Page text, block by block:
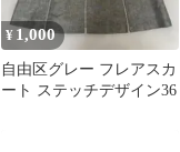
¥ 1,000
自由区グレー フレアスカ
ート ステッチデザイン36